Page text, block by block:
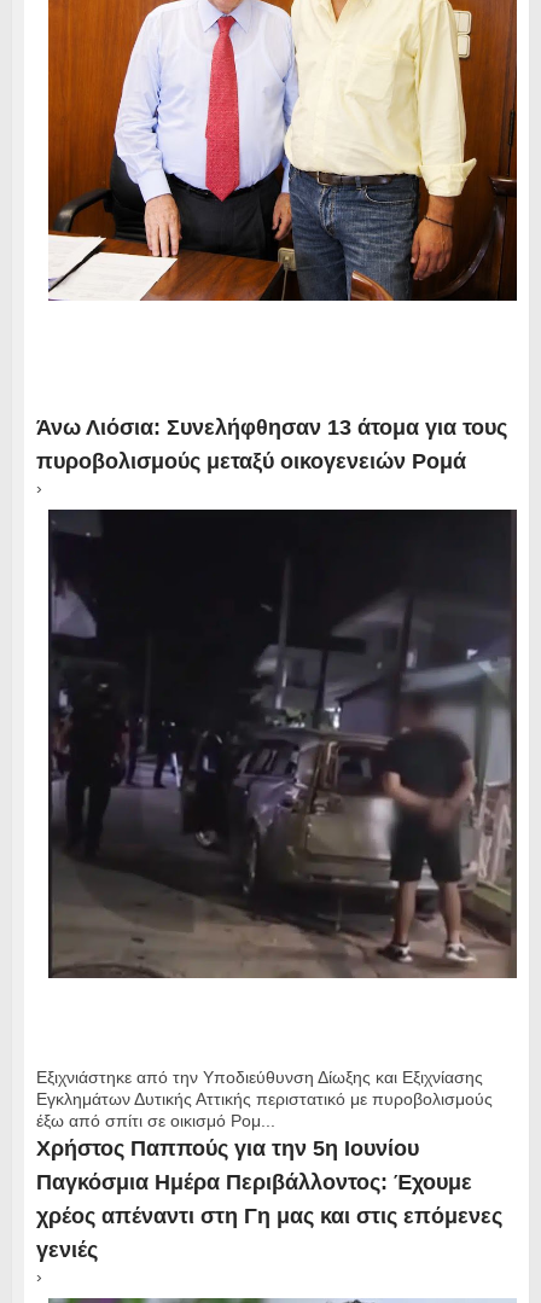
Άνω Λιόσια: Συνελήφθησαν 13 άτομα για τους
πυροβολισμούς μεταξύ οικογενειών Ρομά
›
Εξιχνιάστηκε από την Υποδιεύθυνση Δίωξης και Εξιχνίασης
Εγκλημάτων Δυτικής Αττικής περιστατικό με πυροβολισμούς
έξω από σπίτι σε οικισμό Ρομ...
Χρήστος Παππούς για την 5η Ιουνίου
Παγκόσμια Ημέρα Περιβάλλοντος: Έχουμε
χρέος απέναντι στη Γη μας και στις επόμενες
γενιές
›